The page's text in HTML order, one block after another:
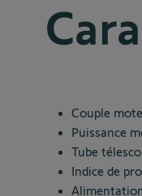
Couple
Puissance
Tube
Indice de